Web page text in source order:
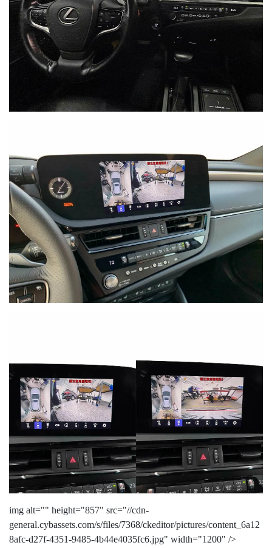
img alt="" height="857" src="//cdn-
general.cybassets.com/s/files/7368/ckeditor/pictures/content_6a12
8afc-d27f-4351-9485-4b44e4035fc6.jpg" width="1200" />